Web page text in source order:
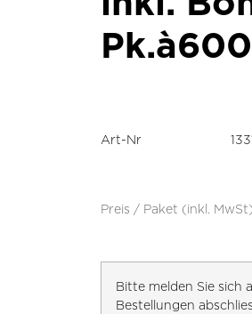
Preis / Paket (inkl.
Bitte melden Sie sich
Bestellungen
Art-Nr